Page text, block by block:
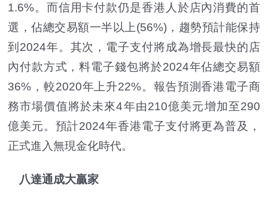
1.6%。而信用卡付款仍是香港人於店內消費的首
選，佔總交易額一半以上(56%)，趨勢預計能保持
到2024年。其次，電子支付將成為增長最快的店
內付款方式，料電子錢包將於2024年佔總交易額
36%，較2020年上升22%。報告預測香港電子商
務市場價值將於未來4年由210億美元增加至290
億美元。預計2024年香港電子支付將更為普及，
正式進入無現金化時代。
八達通成大贏家